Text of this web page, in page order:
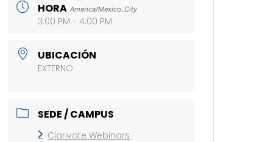
HORA America/Mexico_City
3:00 PM - 4:00 PM
UBICACIÓN
EXTERNO
SEDE / CAMPUS
Clarivate Webinars